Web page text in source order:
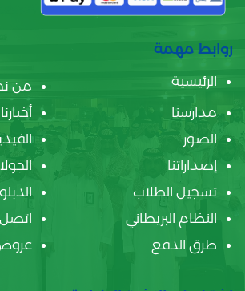
روابط مهمة
الرئيسية
من
مدارسنا
أخبارنا
الصور
إصداراتنا
تسجيل الطلاب
النظام البريطاني
اتصل
طرق الدفع